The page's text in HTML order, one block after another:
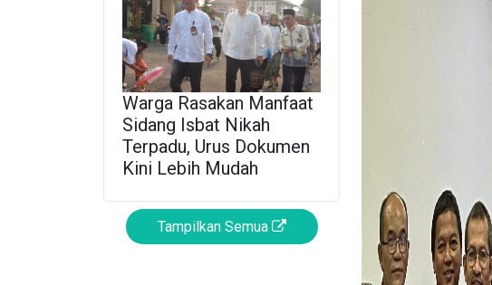
Warga Rasakan Manfaat
Sidang Isbat Nikah
Terpadu, Urus Dokumen
Kini Lebih Mudah
Tampilkan Semua